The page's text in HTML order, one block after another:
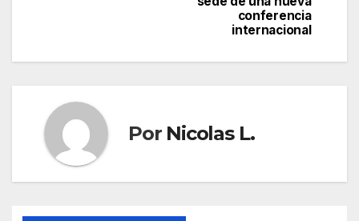
conferencia
internacional
Por Nicolas L.